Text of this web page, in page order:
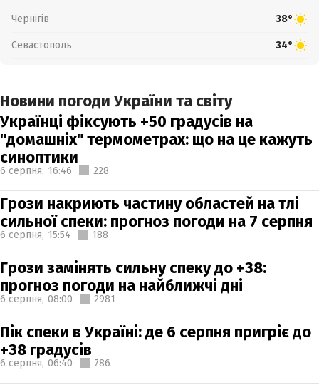
Чернігів 38°
Севастополь 34°
Новини погоди України та світу
Українці фіксують +50 градусів на
"домашніх" термометрах: що на це кажуть
синоптики
6 серпня, 16:46 228
Грози накриють частину областей на тлі
сильної спеки: прогноз погоди на 7 серпня
6 серпня, 15:54 188
Грози замінять сильну спеку до +38:
прогноз погоди на найближчі дні
6 серпня, 08:00 2981
Пік спеки в Україні: де 6 серпня пригріє до
+38 градусів
6 серпня, 06:40 786